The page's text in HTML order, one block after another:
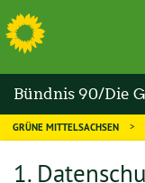
S
Bündnis 90/Die
Mittelsachsen
WAHLEN
DIE GRÜNEN
GRÜNE MITTELSACHSEN
1.